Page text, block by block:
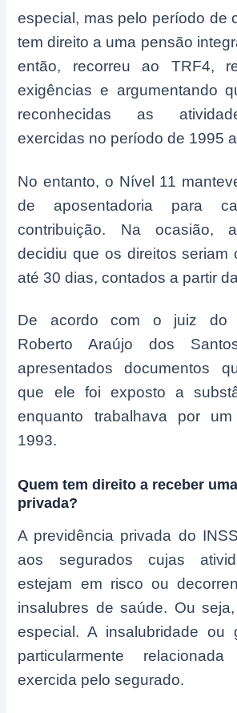
especial, mas pelo período de
tem direito a uma pensão
então, recorreu ao TRF4,
exigências e argumentando
reconhecidas as
exercidas no período de 1995 a
No entanto, o Nível 11
de aposentadoria para
contribuição. Na ocasião,
decidiu que os direitos seriam
até 30 dias, contados a partir
De acordo com o juiz do
Roberto Araújo dos
apresentados documentos
que ele foi exposto a
enquanto trabalhava por
1993.
Quem tem direito a receber
privada?
A previdência privada do
aos segurados cujas
estejam em risco ou
insalubres de saúde. Ou
especial. A insalubridade ou
particularmente
exercida pelo segurado.